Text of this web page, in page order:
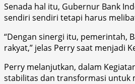
Senada hal itu, Gubernur Bank
sendiri sendiri tetapi harus
“Dengan sinergi itu, pemerintah,
rakyat,” jelas Perry saat menjadi
Perry melanjutkan, dalam
stabilitas dan transformasi untuk